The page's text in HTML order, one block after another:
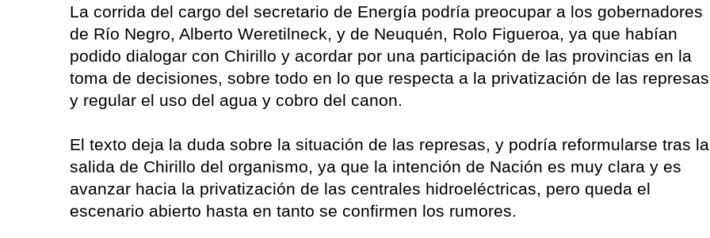
La corrida del cargo del secretario de Energía podría preocupar a los gobernadores
de Río Negro, Alberto Weretilneck, y de Neuquén, Rolo Figueroa, ya que habían
podido dialogar con Chirillo y acordar por una participación de las provincias en la
toma de decisiones, sobre todo en lo que respecta a la privatización de las represas
y regular el uso del agua y cobro del canon.
El texto deja la duda sobre la situación de las represas, y podría reformularse tras la
salida de Chirillo del organismo, ya que la intención de Nación es muy clara y es
avanzar hacia la privatización de las centrales hidroeléctricas, pero queda el
escenario abierto hasta en tanto se confirmen los rumores.